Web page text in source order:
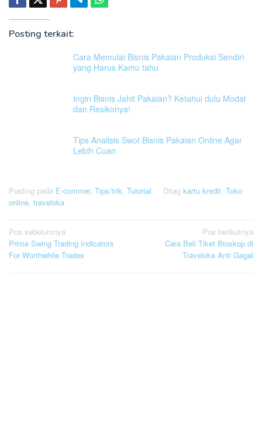
Posting terkait:
Cara Memulai Bisnis Pakaian Produksi Sendiri
yang Harus Kamu tahu
Ingin Bisnis Jahit Pakaian? Ketahui dulu Modal
dan Resikonya!
Tips Analisis Swot Bisnis Pakaian Online Agar
Lebih Cuan
Posting pada E-commer, Tips/trik Tutorial Ditag kartu kredit Toko
online traveloka
Navigasi
pos
Pos sebelumnya
Prime Swing Trading Indicators
For Worthwhile Trades
Pos berikutnya
Cara Beli Tiket Bioskop di
Traveloka Anti Gagal